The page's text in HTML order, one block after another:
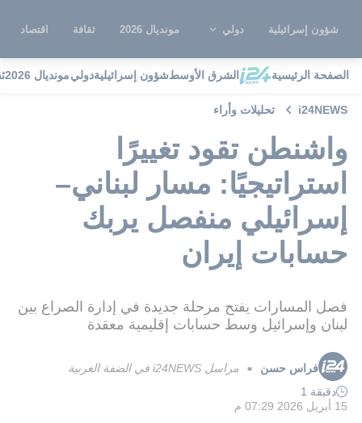
شؤون إسرائيلية دولي مونديال 2026 ثقافة اقتصاد
الصفحة الرئيسية الشرق الأوسطشؤون إسرائيليةدوليمونديال 2026
i24NEWS تحليلات وأراء
واشنطن تقود تغييرًا
استراتيجيًا: مسار لبناني–
إسرائيلي منفصل يربك
حسابات إيران
فصل المسارات يفتح مرحلة جديدة في إدارة الصراع بين
لبنان وإسرائيل وسط حسابات إقليمية معقدة
فراس حسن ■ مراسل i24NEWS في الضفة الغربية
دقيقة 1
15 أبريل 2026 07:29 م